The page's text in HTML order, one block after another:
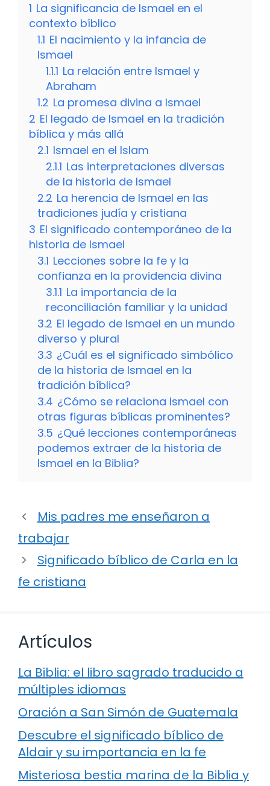
1 La significancia de Ismael en el
contexto bíblico
1.1 El nacimiento y la infancia de
Ismael
1.1.1 La relación entre Ismael y
Abraham
1.2 La promesa divina a Ismael
2 El legado de Ismael en la tradición
bíblica y más allá
2.1 Ismael en el Islam
2.1.1 Las interpretaciones diversas
de la historia de Ismael
2.2 La herencia de Ismael en las
tradiciones judía y cristiana
3 El significado contemporáneo de la
historia de Ismael
3.1 Lecciones sobre la fe y la
confianza en la providencia divina
3.1.1 La importancia de la
reconciliación familiar y la unidad
3.2 El legado de Ismael en un mundo
diverso y plural
3.3 ¿Cuál es el significado simbólico
de la historia de Ismael en la
tradición bíblica?
3.4 ¿Cómo se relaciona Ismael con
otras figuras bíblicas prominentes?
3.5 ¿Qué lecciones contemporáneas
podemos extraer de la historia de
Ismael en la Biblia?
Mis padres me enseñaron a
trabajar
Significado bíblico de Carla en la
fe cristiana
Artículos
La Biblia: el libro sagrado traducido a
múltiples idiomas
Oración a San Simón de Guatemala
Descubre el significado bíblico de
Aldair y su importancia en la fe
Misteriosa bestia marina de la Biblia y